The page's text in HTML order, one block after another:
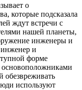
о
которые подсказала
ждут встречи с
нашей планеты,
инженеры и
и
форме
основоположниками
обезвреживать
используют